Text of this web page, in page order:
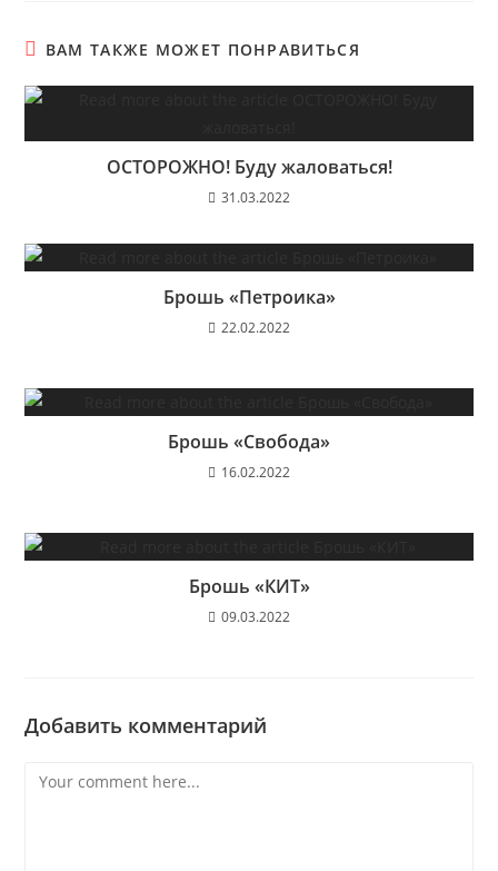
ВАМ ТАКЖЕ МОЖЕТ ПОНРАВИТЬСЯ
ОСТОРОЖНО! Буду жаловаться!
31.03.2022
Брошь «Петроика»
22.02.2022
Брошь «Свобода»
16.02.2022
Брошь «КИТ»
09.03.2022
Добавить комментарий
Комментарий